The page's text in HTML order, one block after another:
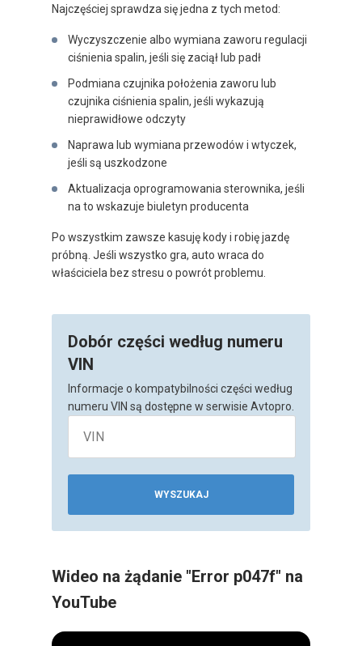
Najczęściej sprawdza się jedna z tych metod:
Wyczyszczenie albo wymiana zaworu regulacji
ciśnienia spalin, jeśli się zaciął lub padł
Podmiana czujnika położenia zaworu lub
czujnika ciśnienia spalin, jeśli wykazują
nieprawidłowe odczyty
Naprawa lub wymiana przewodów i wtyczek,
jeśli są uszkodzone
Aktualizacja oprogramowania sterownika, jeśli
na to wskazuje biuletyn producenta
Po wszystkim zawsze kasuję kody i robię jazdę
próbną. Jeśli wszystko gra, auto wraca do
właściciela bez stresu o powrót problemu.
Dobór części według numeru
VIN
Informacje o kompatybilności części według
numeru VIN są dostępne w serwisie Avtopro.
WYSZUKAJ
Wideo na żądanie "Error p047f" na
YouTube